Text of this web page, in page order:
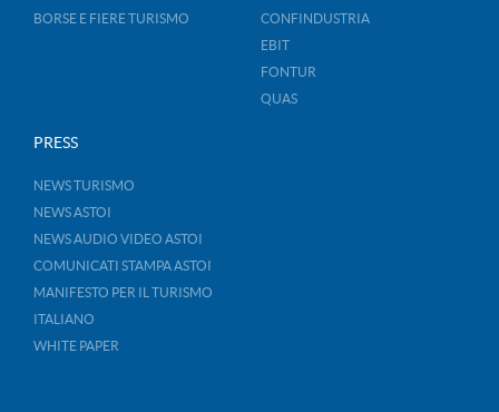
BORSE E FIERE TURISMO
CONFINDUSTRIA
EBIT
FONTUR
QUAS
PRESS
NEWS TURISMO
NEWS ASTOI
NEWS AUDIO VIDEO ASTOI
COMUNICATI STAMPA ASTOI
MANIFESTO PER IL TURISMO
ITALIANO
WHITE PAPER